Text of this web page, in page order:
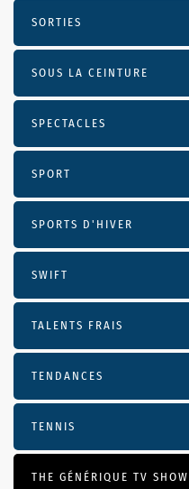
SORTIES
SOUS LA CEINTURE
SPECTACLES
SPORT
SPORTS D'HIVER
SWIFT
TALENTS FRAIS
TENDANCES
TENNIS
THE GÉNÉRIQUE TV SHOW